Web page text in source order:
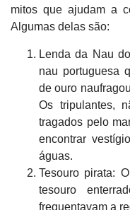
mitos que ajudam a
Algumas delas são:
Lenda da Nau
nau portuguesa
de ouro
Os tripulantes,
tragados pelo
encontrar
águas.
Tesouro pirata:
tesouro
frequentavam a